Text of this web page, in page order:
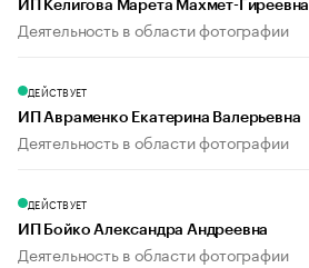
ИП Келигова Марета Махмет-Гиреевна
Деятельность в области фотографии
ДЕЙСТВУЕТ
ИП Авраменко Екатерина Валерьевна
Деятельность в области фотографии
ДЕЙСТВУЕТ
ИП Бойко Александра Андреевна
Деятельность в области фотографии